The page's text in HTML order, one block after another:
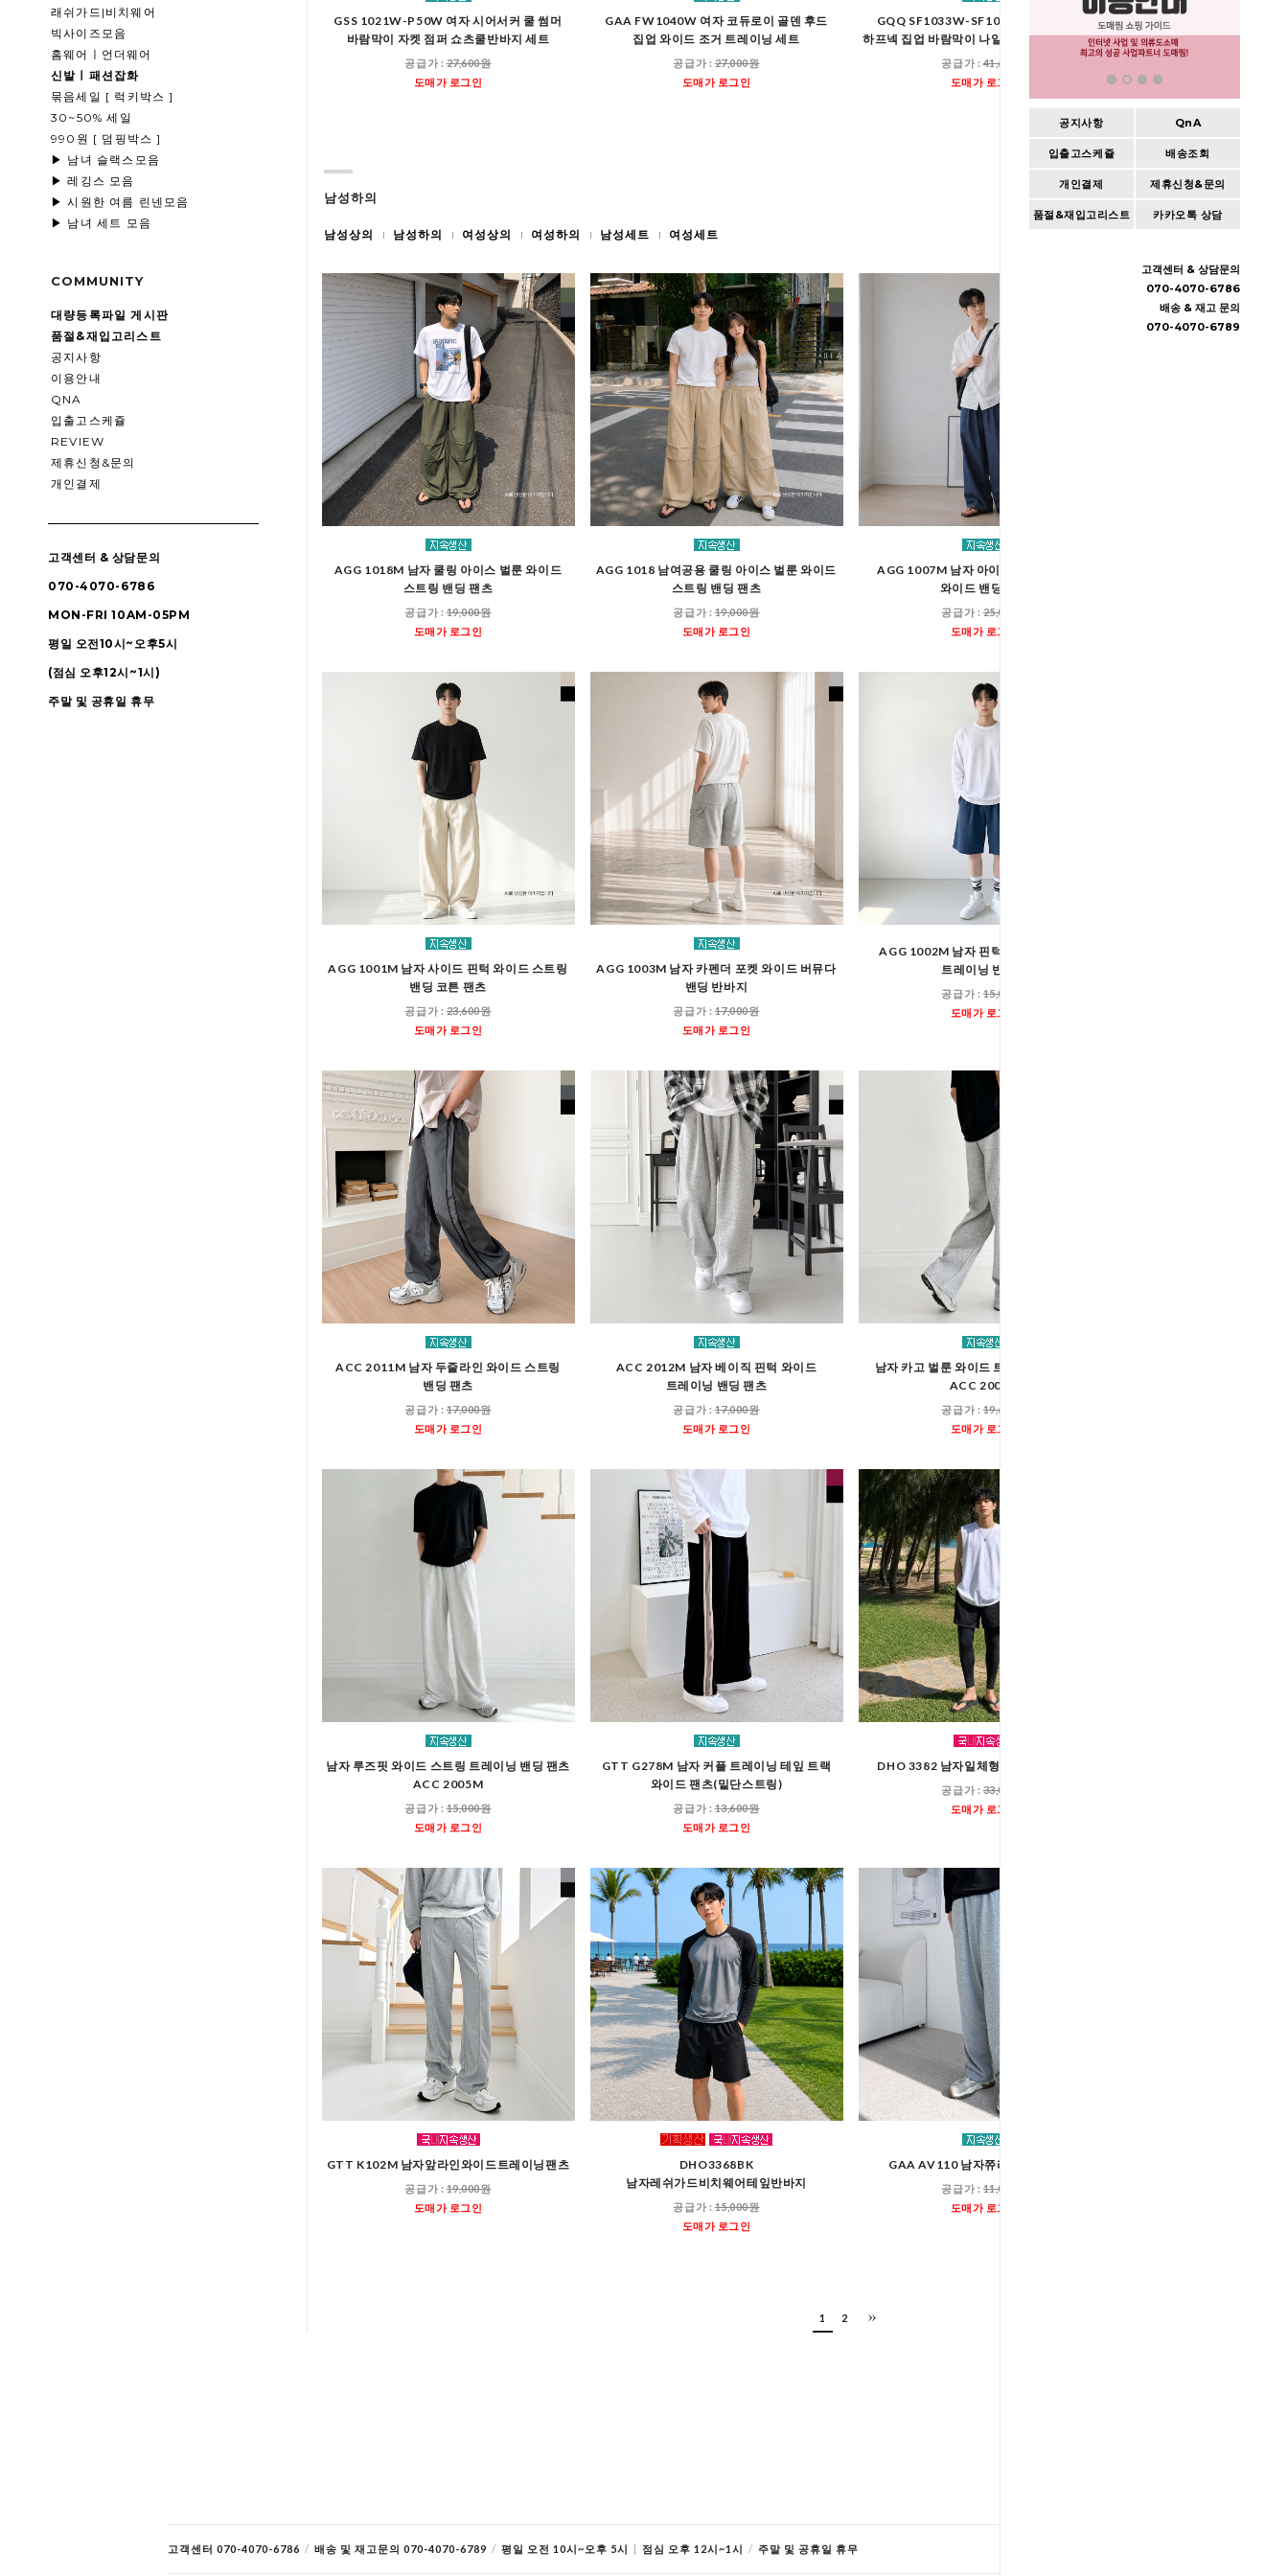
래쉬가드|비치웨어
빅사이즈모음
홈웨어ㅣ언더웨어
신발ㅣ패션잡화
묶음세일 [ 럭키박스 ]
30~50% 세일
990원 [ 덤핑박스 ]
▶ 남녀 슬랙스모음
▶ 레깅스 모음
▶ 시원한 여름 린넨모음
▶ 남녀 세트 모음
COMMUNITY
대량등록파일 게시판
품절&재입고리스트
공지사항
이용안내
QNA
입출고스케쥴
REVIEW
제휴신청&문의
개인결제
고객센터 & 상담문의
070-4070-6786
MON-FRI 10AM-05PM
평일 오전10시~오후5시
(점심 오후12시~1시)
주말 및 공휴일 휴무
공지사항 QnA
입출고스케쥴 배송조회
개인결제 제휴신청&문의
품절&재입고리스트 카카오톡 상담
고객센터 & 상담문의
070-4070-6786
배송 & 재고 문의
070-4070-6789
GSS 1021W-P50W 여자 시어서커 쿨 썸머
바람막이 자켓 점퍼 쇼츠쿨반바지 세트
공급가 :27,600원
도매가 로그인
GAA FW1040W 여자 코듀로이 골덴 후드
집업 와이드 조거 트레이닝 세트
공급가 :27,000원
도매가 로그인
GQQ SF1033W-SF1034W 여자 오버핏
하프넥 집업 바람막이 나일론 와이드 바지 세트
공급가 :41,600원
도매가 로그인
여자오버핏맨투맨앞라인와
남성하의
남성상의 남성하의 여성상의 여성하의 남성세트 여성세트
AGG 1018M 남자 쿨링 아이스 벌룬 와이드
스트링 밴딩 팬츠
공급가 :19,000원
도매가 로그인
AGG 1018 남여공용 쿨링 아이스 벌룬 와이드
스트링 밴딩 팬츠
공급가 :19,000원
도매가 로그인
AGG 1007M 남자 아이스 쿨링 터치 데님
와이드 밴딩 팬츠
공급가 :25,000원
도매가 로그인
AGG 1001M 남자 사이드 핀턱 와이드 스트링
밴딩 코튼 팬츠
공급가 :23,600원
도매가 로그인
AGG 1003M 남자 카펜더 포켓 와이드 버뮤다
밴딩 반바지
공급가 :17,000원
도매가 로그인
AGG 1002M 남자 핀턱 와이드 5부 밴딩
트레이닝 반바지
공급가 :15,000원
도매가 로그인
ACC 2011M 남자 두줄라인 와이드 스트링
밴딩 팬츠
공급가 :17,000원
도매가 로그인
ACC 2012M 남자 베이직 핀턱 와이드
트레이닝 밴딩 팬츠
공급가 :17,000원
도매가 로그인
남자 카고 벌룬 와이드 트레이닝 밴딩 팬츠
ACC 2001M
공급가 :19,600원
도매가 로그인
남자 루즈핏 와이드 스트링 트레이닝 밴딩 팬츠
ACC 2005M
공급가 :15,000원
도매가 로그인
GTT G278M 남자 커플 트레이닝 테잎 트랙
와이드 팬츠(밑단스트링)
공급가 :13,600원
도매가 로그인
DHO 3382 남자일체형4부반바지레깅스
공급가 :33,000원
도매가 로그인
GTT K102M 남자앞라인와이드트레이닝팬츠
공급가 :19,000원
도매가 로그인
DHO3368BK
남자레쉬가드비치웨어테잎반바지
공급가 :15,000원
도매가 로그인
GAA AV110 남자쮸리롱와이드팬츠
공급가 :11,000원
도매가 로그인
1 2
고객센터 070-4070-6786 / 배송 및 재고문의 070-4070-6789 / 평일 오전 10시~오후 5시 | 점심 오후 12시~1시 / 주말 및 공휴일 휴무